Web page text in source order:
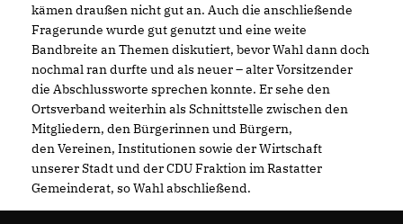
kämen draußen nicht gut an. Auch die anschließende
Fragerunde wurde gut genutzt und eine weite
Bandbreite an Themen diskutiert, bevor Wahl dann doch
nochmal ran durfte und als neuer – alter Vorsitzender
die Abschlussworte sprechen konnte. Er sehe den
Ortsverband weiterhin als Schnittstelle zwischen den
Mitgliedern, den Bürgerinnen und Bürgern,
den Vereinen, Institutionen sowie der Wirtschaft
unserer Stadt und der CDU Fraktion im Rastatter
Gemeinderat, so Wahl abschließend.